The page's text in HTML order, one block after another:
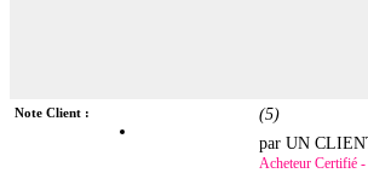
Note Client : (5)
par UN
Acheteur Certifié